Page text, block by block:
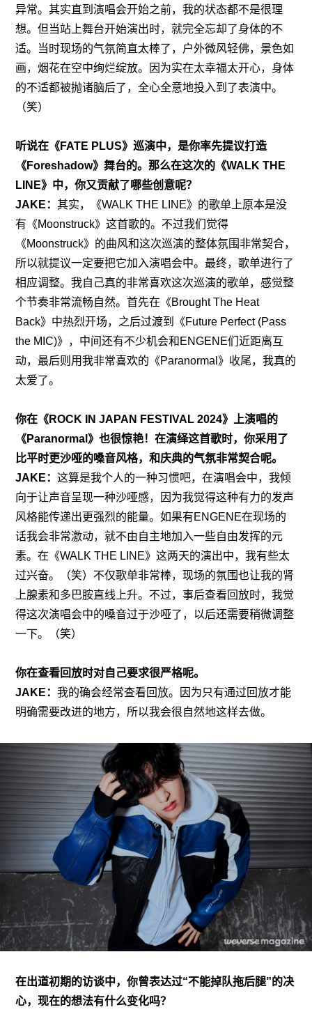
异常。其实直到演唱会开始之前，我的状态都不是很理
想。但当站上舞台开始演出时，就完全忘却了身体的不
适。当时现场的气氛简直太棒了，户外微风轻佛，景色如
画，烟花在空中绚烂绽放。因为实在太幸福太开心，身体
的不适都被抛诸脑后了，全心全意地投入到了表演中。
（笑）
听说在《FATE PLUS》巡演中，是你率先提议打造
《Foreshadow》舞台的。那么在这次的《WALK THE
LINE》中，你又贡献了哪些创意呢？
JAKE：其实，《WALK THE LINE》的歌单上原本是没
有《Moonstruck》这首歌的。不过我们觉得
《Moonstruck》的曲风和这次巡演的整体氛围非常契合，
所以就提议一定要把它加入演唱会中。最终，歌单进行了
相应调整。我自己真的非常喜欢这次巡演的歌单，感觉整
个节奏非常流畅自然。首先在《Brought The Heat
Back》中热烈开场，之后过渡到《Future Perfect (Pass
the MIC)》，中间还有不少机会和ENGENE们近距离互
动，最后则用我非常喜欢的《Paranormal》收尾，我真的
太爱了。
你在《ROCK IN JAPAN FESTIVAL 2024》上演唱的
《Paranormal》也很惊艳！在演绎这首歌时，你采用了
比平时更沙哑的嗓音风格，和庆典的气氛非常契合呢。
JAKE：这算是我个人的一种习惯吧，在演唱会中，我倾
向于让声音呈现一种沙哑感，因为我觉得这种有力的发声
风格能传递出更强烈的能量。如果有ENGENE在现场的
话我会非常激动，就不由自主地加入一些自由发挥的元
素。在《WALK THE LINE》这两天的演出中，我有些太
过兴奋。（笑）不仅歌单非常棒，现场的氛围也让我的肾
上腺素和多巴胺直线上升。不过，事后查看回放时，我觉
得这次演唱会中的嗓音过于沙哑了，以后还需要稍微调整
一下。（笑）
你在查看回放时对自己要求很严格呢。
JAKE：我的确会经常查看回放。因为只有通过回放才能
明确需要改进的地方，所以我会很自然地这样去做。
在出道初期的访谈中，你曾表达过“不能掉队拖后腿”的决
心，现在的想法有什么变化吗？